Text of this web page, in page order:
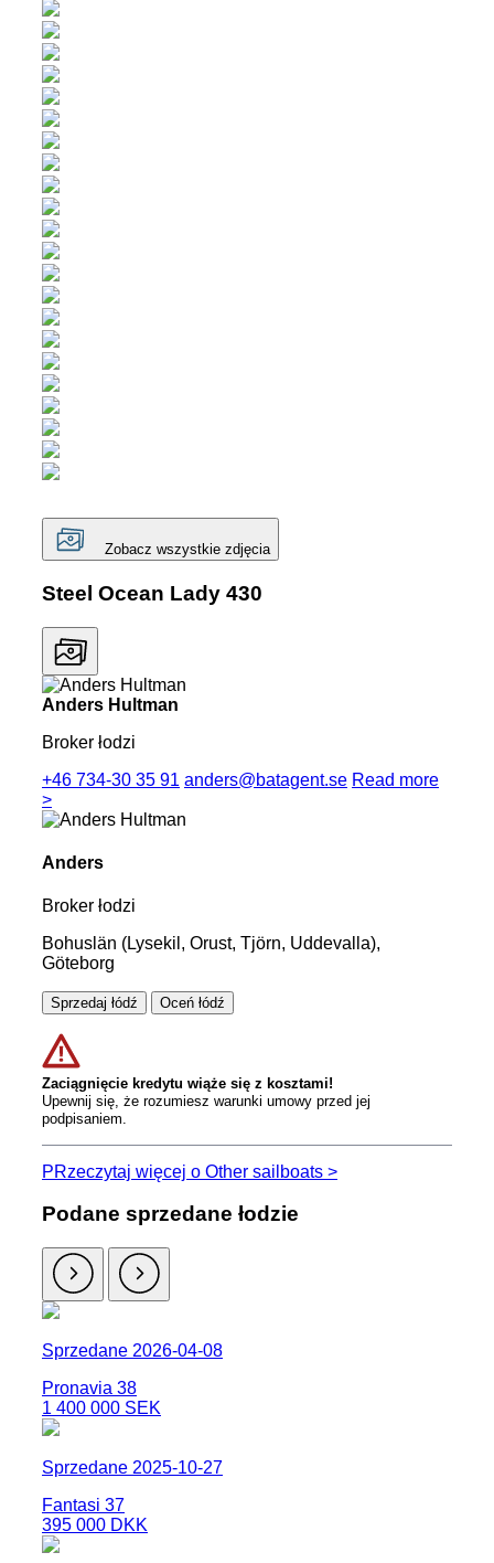
Zobacz wszystkie zdjęcia
Steel Ocean Lady 430
Anders Hultman
Broker łodzi
+46 734-30 35 91 anders@batagent.se Read more
>
Anders
Broker łodzi
Bohuslän (Lysekil, Orust, Tjörn, Uddevalla),
Göteborg
Sprzedaj łódź Oceń łódź
Zaciągnięcie kredytu wiąże się z kosztami!
Upewnij się, że rozumiesz warunki umowy przed jej
podpisaniem.
PRzeczytaj więcej o Other sailboats >
Podane sprzedane łodzie
Sprzedane 2026-04-08
Pronavia 38
1 400 000 SEK
Sprzedane 2025-10-27
Fantasi 37
395 000 DKK